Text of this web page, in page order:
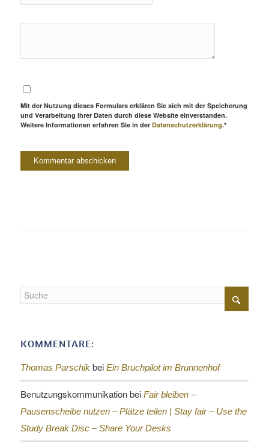
Mit der Nutzung dieses Formulars erklären Sie sich mit der Speicherung
und Verarbeitung Ihrer Daten durch diese Website einverstanden.
Weitere Informationen erfahren Sie in der Datenschutzerklärung.*
KOMMENTARE:
Thomas Parschikbei Ein Bruchpilot im Brunnenhof
Benutzungskommunikationbei Fair bleiben –
Pausenscheibe nutzen – Plätze teilen | Stay fair – Use the
Study Break Disc – Share Your Desks